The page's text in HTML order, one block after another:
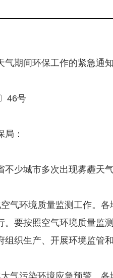
期间环保工作的紧急通
46号
：
少城市多次出现雾霾天气
环境质量监测工作。各
。要按照空气环境质量监
组织生产、开展环境监管
污染环境应急预警。各